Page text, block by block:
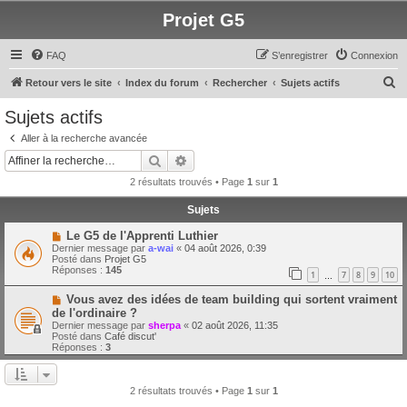
Projet G5
FAQ Connexion
S’enregistrer
Retour vers le site Index du forum Rechercher Sujets actifs
Sujets actifs
Aller à la recherche avancée
Rechercher
2 résultats trouvés • Page 1 sur 1
Sujets
N
o
u
v
e
a
u
m
e
s
s
a
Le G5 de l'Apprenti Luthier
Dernier message par a-wai « 04 août 2026, 0:39
Posté dans Projet G5
Réponses : 145 1 7 8 9 10
N
u
v
e
a
u
Vous avez des idées de team building qui sortent vraiment
de l'ordinaire ?
Dernier message par sherpa « 02 août 2026, 11:35
Posté dans Café discut'
Réponses : 3
2 résultats trouvés • Page 1 sur 1